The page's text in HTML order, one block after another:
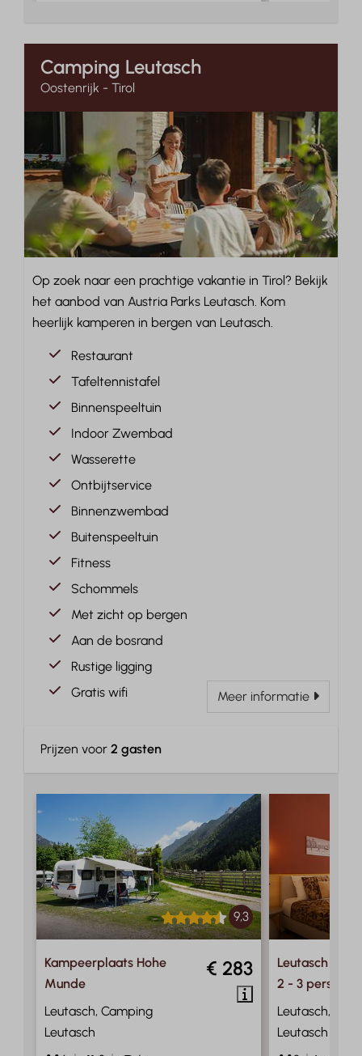
Camping Leutasch
Oostenrijk - Tirol
Op zoek naar een prachtige vakantie in Tirol? Bekijk
het aanbod van Austria Parks Leutasch. Kom
heerlijk kamperen in bergen van Leutasch.
Restaurant
Tafeltennistafel
Binnenspeeltuin
Indoor Zwembad
Wasserette
Ontbijtservice
Binnenzwembad
Buitenspeeltuin
Fitness
Schommels
Met zicht op bergen
Aan de bosrand
Rustige ligging
Gratis wifi
Meer informatie
Prijzen voor2 gasten
9,3
€ 283
Kampeerplaats Hohe
Munde
Leutasch, Camping
Leutasch
Leutasch
2 - 3 personen
Leutasch,
Leutasch